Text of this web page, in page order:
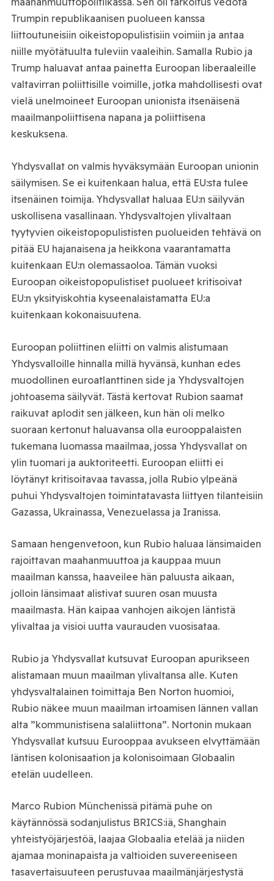
Trumpin republikaanisen puolueen kanssa
liittoutuneisiin oikeistopopulistisiin voimiin ja antaa
niille myötätuulta tuleviin vaaleihin. Samalla Rubio ja
Trump haluavat antaa painetta Euroopan liberaaleille
valtavirran poliittisille voimille, jotka mahdollisesti ovat
vielä unelmoineet Euroopan unionista itsenäisenä
maailmanpoliittisena napana ja poliittisena
keskuksena.
Yhdysvallat on valmis hyväksymään Euroopan unionin
säilymisen. Se ei kuitenkaan halua, että EU:sta tulee
itsenäinen toimija. Yhdysvallat haluaa EU:n säilyvän
uskollisena vasallinaan. Yhdysvaltojen ylivaltaan
tyytyvien oikeistopopulististen puolueiden tehtävä on
pitää EU hajanaisena ja heikkona vaarantamatta
kuitenkaan EU:n olemassaoloa. Tämän vuoksi
Euroopan oikeistopopulistiset puolueet kritisoivat
EU:n yksityiskohtia kyseenalaistamatta EU:a
kuitenkaan kokonaisuutena.
Euroopan poliittinen eliitti on valmis alistumaan
Yhdysvalloille hinnalla millä hyvänsä, kunhan edes
muodollinen euroatlanttinen side ja Yhdysvaltojen
johtoasema säilyvät. Tästä kertovat Rubion saamat
raikuvat aplodit sen jälkeen, kun hän oli melko
suoraan kertonut haluavansa olla eurooppalaisten
tukemana luomassa maailmaa, jossa Yhdysvallat on
ylin tuomari ja auktoriteetti. Euroopan eliitti ei
löytänyt kritisoitavaa tavassa, jolla Rubio ylpeänä
puhui Yhdysvaltojen toimintatavasta liittyen tilanteisiin
Gazassa, Ukrainassa, Venezuelassa ja Iranissa.
Samaan hengenvetoon, kun Rubio haluaa länsimaiden
rajoittavan maahanmuuttoa ja kauppaa muun
maailman kanssa, haaveilee hän paluusta aikaan,
jolloin länsimaat alistivat suuren osan muusta
maailmasta. Hän kaipaa vanhojen aikojen läntistä
ylivaltaa ja visioi uutta vaurauden vuosisataa.
Rubio ja Yhdysvallat kutsuvat Euroopan apurikseen
alistamaan muun maailman ylivaltansa alle. Kuten
yhdysvaltalainen toimittaja Ben Norton huomioi,
Rubio näkee muun maailman irtoamisen lännen vallan
alta ”kommunistisena salaliittona”. Nortonin mukaan
Yhdysvallat kutsuu Eurooppaa avukseen elvyttämään
läntisen kolonisaation ja kolonisoimaan Globaalin
etelän uudelleen.
Marco Rubion Münchenissä pitämä puhe on
käytännössä sodanjulistus BRICS:iä, Shanghain
yhteistyöjärjestöä, laajaa Globaalia etelää ja niiden
ajamaa moninapaista ja valtioiden suvereeniseen
tasavertaisuuteen perustuvaa maailmänjärjestystä